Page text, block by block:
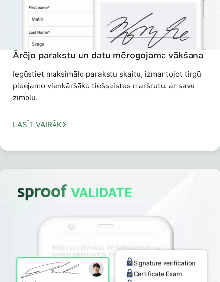
Ārējo parakstu un datu mērogojama vākšana
Iegūstiet maksimālo parakstu skaitu, izmantojot tirgū
pieejamo vienkāršāko tiešsaistes maršrutu. ar savu
zīmolu.
LASĪT VAIRĀK